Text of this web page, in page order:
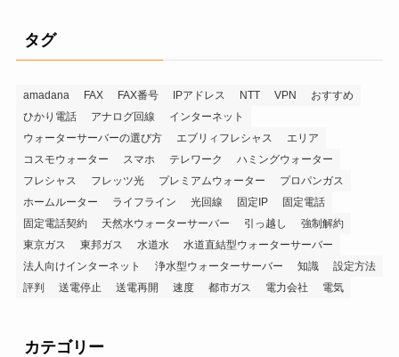
タグ
amadana FAX FAX番号 IPアドレス NTT VPN
おすすめ
ひかり電話
アナログ回線
インターネット
ウォーターサーバーの選び方
エブリィフレシャス
エリア
コスモウォーター
スマホ テレワーク
ハミングウォーター
フレシャス
フレッツ光 プレミアムウォーター
プロパンガス
ホームルーター
ライフライン 光回線 固定IP
固定電話
固定電話契約
天然水ウォーターサーバー 引っ越し
強制解約
東京ガス
東邦ガス 水道水
水道直結型ウォーターサーバー
法人向けインターネット
浄水型ウォーターサーバー 知識
設定方法
評判
送電停止 送電再開 速度 都市ガス 電力会社 電気
カテゴリー